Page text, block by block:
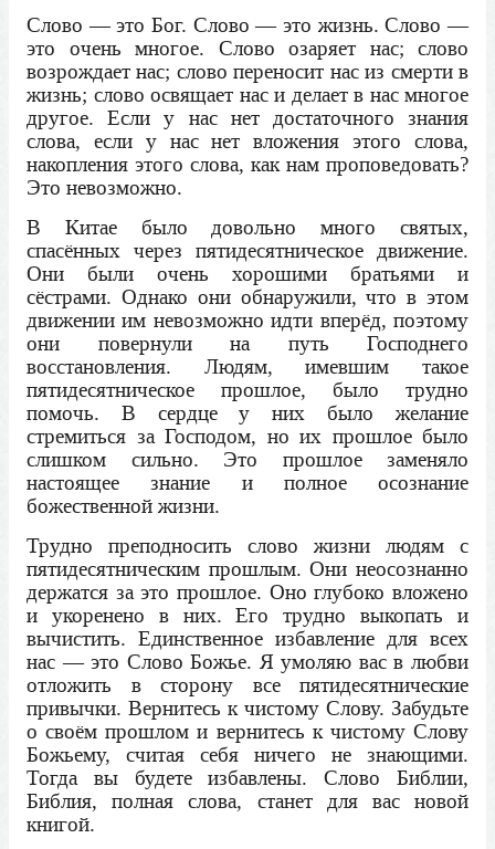
Слово — это Бог. Слово — это жизнь. Слово —
это очень многое. Слово озаряет нас; слово
возрождает нас; слово переносит нас из смерти в
жизнь; слово освящает нас и делает в нас многое
другое. Если у нас нет достаточного знания
слова, если у нас нет вложения этого слова,
накопления этого слова, как нам проповедовать?
Это невозможно.
В Китае было довольно много святых,
спасённых через пятидесятническое движение.
Они были очень хорошими братьями и
сёстрами. Однако они обнаружили, что в этом
движении им невозможно идти вперёд, поэтому
они повернули на путь Господнего
восстановления. Людям, имевшим такое
пятидесятническое прошлое, было трудно
помочь. В сердце у них было желание
стремиться за Господом, но их прошлое было
слишком сильно. Это прошлое заменяло
настоящее знание и полное осознание
божественной жизни.
Трудно преподносить слово жизни людям с
пятидесятническим прошлым. Они неосознанно
держатся за это прошлое. Оно глубоко вложено
и укоренено в них. Его трудно выкопать и
вычистить. Единственное избавление для всех
нас — это Слово Божье. Я умоляю вас в любви
отложить в сторону все пятидесятнические
привычки. Вернитесь к чистому Слову. Забудьте
о своём прошлом и вернитесь к чистому Слову
Божьему, считая себя ничего не знающими.
Тогда вы будете избавлены. Слово Библии,
Библия, полная слова, станет для вас новой
книгой.